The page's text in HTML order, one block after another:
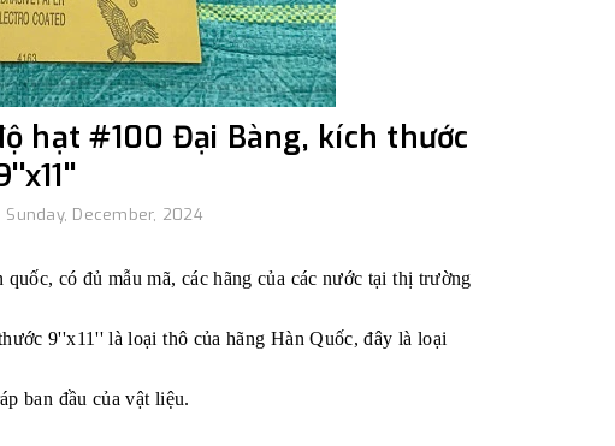
hạt #100 Đại Bàng, kích thước
Sunday, December, 2024
quốc, có đủ mẫu mã, các hãng của các nước tại thị trường
9''x11'' là loại thô của hãng Hàn Quốc, đây là loại
ban đầu của vật liệu.